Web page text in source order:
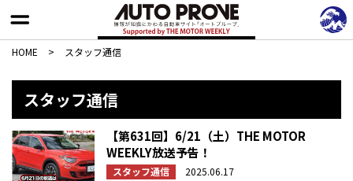
HOME > スタッフ通信
スタッフ通信
【第631回】6/21（土）THE MOTOR
WEEKLY放送予告！
スタッフ通信 2025.06.17